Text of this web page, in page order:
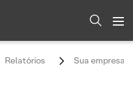
Relatórios Sua empresa